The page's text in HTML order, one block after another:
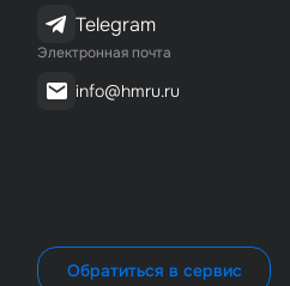
Telegram
Электронная почта
info@hmru.ru
Обратиться в сервис